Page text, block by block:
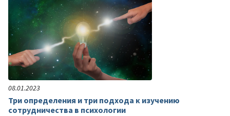
08.01.2023
Три определения и три подхода к изучению
сотрудничества в психологии